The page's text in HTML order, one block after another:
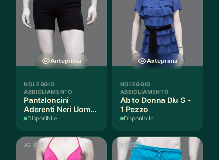
Anteprima
NOLEGGIO
ABBIGLIAMENTO
Pantaloncini
Aderenti Neri Uomo
S - 2 Paia
Disponibile
Anteprima
NOLEGGIO
ABBIGLIAMENTO
Abito Donna Blu S -
1 Pezzo
Disponibile
AS 016 AS 013